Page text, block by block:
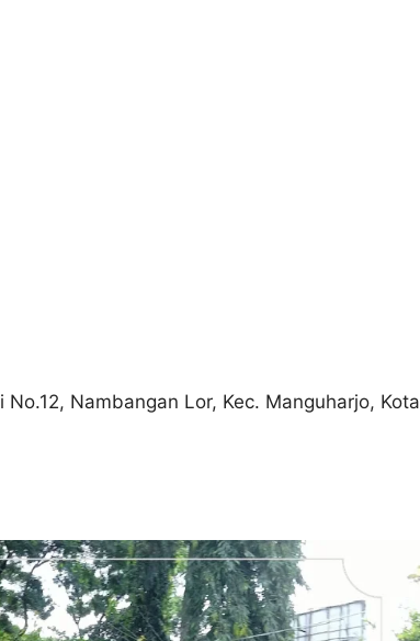
Nambangan Lor, Kec. Manguharjo, Kota